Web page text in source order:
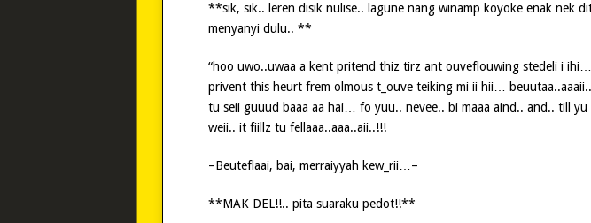
**sik, sik.. leren disik nulise.. lagune nang winamp koyoke enak nek
menyanyi dulu.. **
“hoo uwo..uwaa a kent pritend thiz tirz ant ouveflouwing stedeli i
privent this heurt frem olmous t_ouve teiking mi ii hii…
tu seii guuud baaa aa hai… fo yuu.. nevee.. bi maaa aind.. and.. till
weii.. it fiillz tu fellaaa..aaa..aii..!!!
–Beuteflaai, bai, merraiyyah kew_rii…–
**MAK DEL!!.. pita suaraku pedot!!**